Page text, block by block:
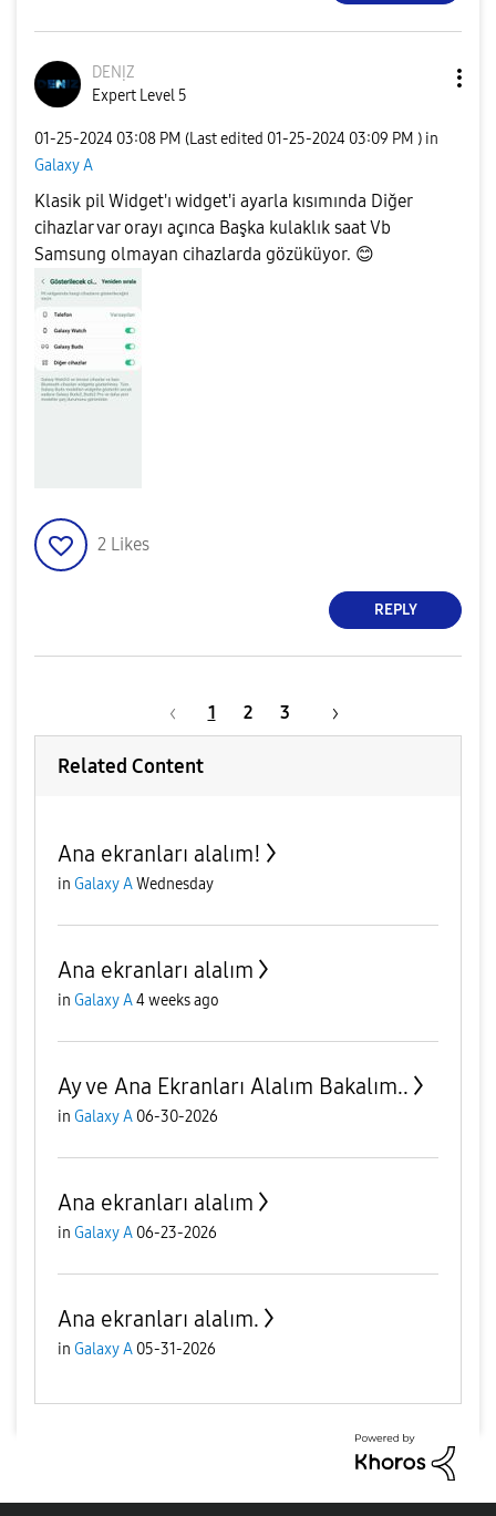
DENỊZ
Expert Level 5
‎01-25-2024 03:08 PM (Last edited ‎01-25-2024 03:09 PM ) in
Galaxy A
Klasik pil Widget'ı widget'i ayarla kısımında Diğer
cihazlar var orayı açınca Başka kulaklık saat Vb
Samsung olmayan cihazlarda gözüküyor. 😊
2 Likes
REPLY
1 2 3
Related Content
Ana ekranları alalım!
in Galaxy AWednesday
Ana ekranları alalım
in Galaxy A4 weeks ago
Ay ve Ana Ekranları Alalım Bakalım..
in Galaxy A 06-30-2026
Ana ekranları alalım
in Galaxy A 06-23-2026
Ana ekranları alalım.
in Galaxy A 05-31-2026